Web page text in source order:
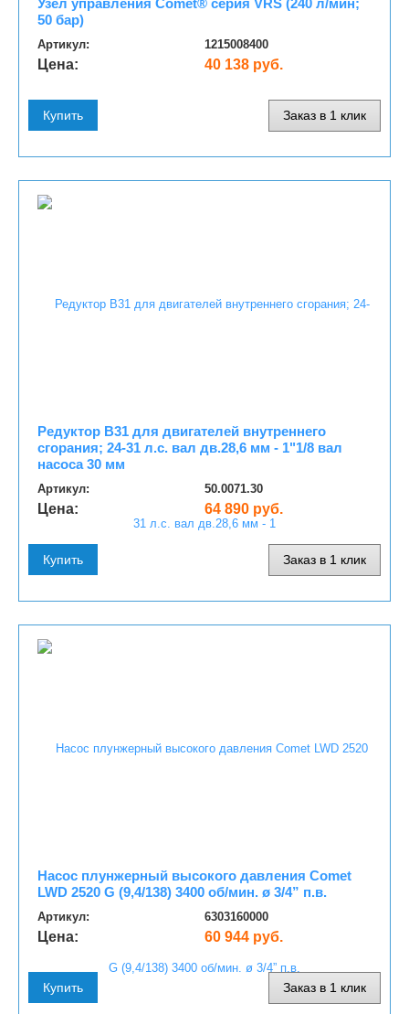
Узел управления Comet® серия VRS (240 л/мин;
50 бар)
Артикул: 1215008400
Цена: 40 138 руб.
Купить Заказ в 1 клик
Редуктор B31 для двигателей внутреннего
сгорания; 24-31 л.с. вал дв.28,6 мм - 1"1/8 вал
насоса 30 мм
Артикул: 50.0071.30
Цена: 64 890 руб.
Купить Заказ в 1 клик
Насос плунжерный высокого давления Comet
LWD 2520 G (9,4/138) 3400 об/мин. ø 3/4” п.в.
Артикул: 6303160000
Цена: 60 944 руб.
Купить Заказ в 1 клик